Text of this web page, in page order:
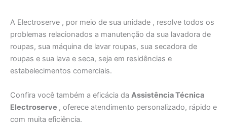
A Electroserve , por meio de sua unidade , resolve todos os
problemas relacionados a manutenção da sua lavadora de
roupas, sua máquina de lavar roupas, sua secadora de
roupas e sua lava e seca, seja em residências e
estabelecimentos comerciais.
Confira você também a eficácia da Assistência Técnica
Electroserve , oferece atendimento personalizado, rápido e
com muita eficiência.